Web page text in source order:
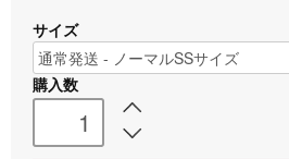
サイズ
購入数